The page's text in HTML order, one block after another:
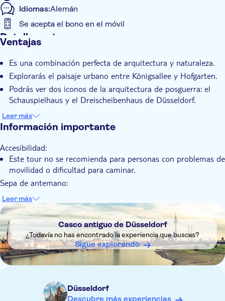
Idiomas:Alemán
Se acepta el bono en el móvil
Detalles extra
Visita guiada
Local touch
Subject expert guide
Ventajas
Es una combinación perfecta de arquitectura y naturaleza.
Explorarás el paisaje urbano entre Königsallee y Hofgarten.
Podrás ver dos iconos de la arquitectura de posguerra: el
Schauspielhaus y el Dreischeibenhaus de Düsseldorf.
Estarás rodeado de edificios icónicos y arquitectura climática
pionera.
Leer más
Información importante
Accesibilidad:
Este tour no se recomienda para personas con problemas de
movilidad o dificultad para caminar.
Sepa de antemano:
Este tour opera con lluvia o con sol.
Recuerda traer:
Zapatos cómodos para caminar
Leer más
DSA1Casco antiguo de Düsseldorf
Casco antiguo de Düsseldorf
¿Todavía no has encontrado la experiencia que buscas?
Sigue explorando
Düsseldorf
Descubre más experiencias